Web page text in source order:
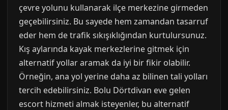
çevre yolunu kullanarak ilçe merkezine girmeden
geçebilirsiniz. Bu sayede hem zamandan tasarruf
eder hem de trafik sıkışıklığından kurtulursunuz.
Kış aylarında kayak merkezlerine gitmek için
alternatif yollar aramak da iyi bir fikir olabilir.
Örneğin, ana yol yerine daha az bilinen tali yolları
tercih edebilirsiniz. Bolu Dörtdivan eve gelen
escort hizmeti almak isteyenler, bu alternatif